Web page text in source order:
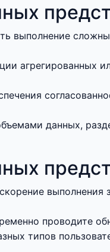
выполнение
агрегированных
данных,
проводите
типов